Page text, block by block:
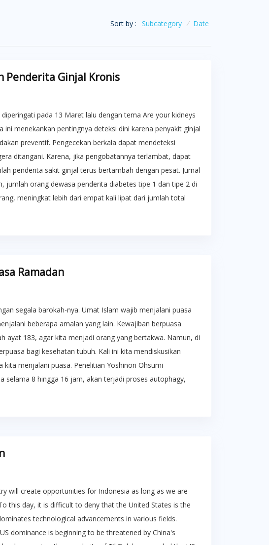
Sort by : Subcategory / Date
Penderita Ginjal Kronis
pada 13 Maret lalu dengan tema Are your kidneys
menekankan pentingnya deteksi dini karena penyakit ginjal
preventif. Pengecekan berkala dapat mendeteksi
ditangani. Karena, jika pengobatannya terlambat, dapat
penderita sakit ginjal terus bertambah dengan pesat. Jurnal
jumlah orang dewasa penderita diabetes tipe 1 dan tipe 2 di
meningkat lebih dari empat kali lipat dari jumlah total
Ramadan
segala barokah-nya. Umat Islam wajib menjalani puasa
beberapa amalan yang lain. Kewajiban berpuasa
ayat 183, agar kita menjadi orang yang bertakwa. Namun, di
bagi kesehatan tubuh. Kali ini kita mendiskusikan
menjalani puasa. Penelitian Yoshinori Ohsumi
selama 8 hingga 16 jam, akan terjadi proses autophagy,
will create opportunities for Indonesia as long as we are
this day, it is difficult to deny that the United States is the
technological advancements in various fields.
dominance is beginning to be threatened by China's